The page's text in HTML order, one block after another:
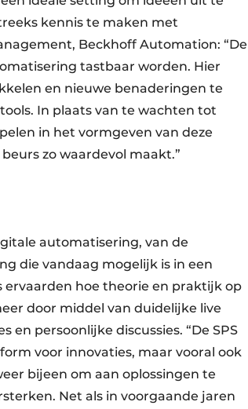
kennis te maken met
Beckhoff Automation: “De
tastbaar worden. Hier
en nieuwe benaderingen te
In plaats van te wachten tot
in het vormgeven van deze
zo waardevol maakt.”
automatisering, van de
die vandaag mogelijk is in een
ervaarden hoe theorie en praktijk op
door middel van duidelijke live
persoonlijke discussies. “De SPS
voor innovaties, maar vooral ook
bijeen om aan oplossingen te
Net als in voorgaande jaren